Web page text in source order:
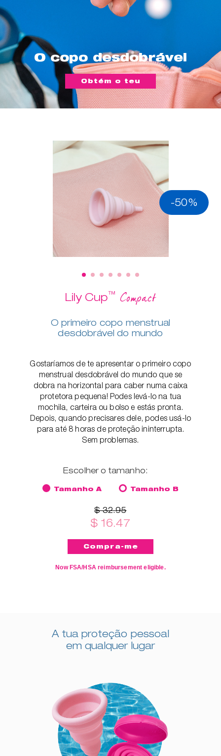
O copo desdobrável
Obtém o teu
-50%
Lily Cup™ Compact
O primeiro copo menstrual
desdobrável do mundo
Gostaríamos de te apresentar o primeiro copo
menstrual desdobrável do mundo que se
dobra na horizontal para caber numa caixa
protetora pequena! Podes levá-lo na tua
mochila, carteira ou bolso e estás pronta.
Depois, quando precisares dele, podes usá-lo
para até 8 horas de proteção ininterrupta.
Sem problemas.
Escolher o tamanho:
Tamanho A Tamanho B
$ 32.95
$ 16.47
Now FSA/HSA reimbursement eligible.
A tua proteção pessoal
em qualquer lugar